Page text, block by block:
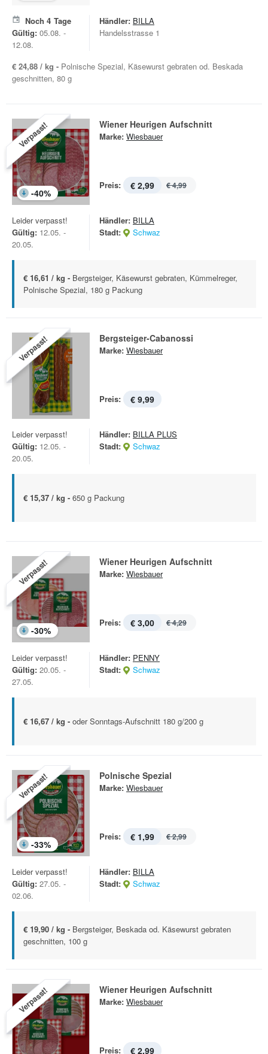
Noch 4 Tage
Gültig: 05.08. -
12.08.
Händler: BILLA
Handelsstrasse 1
€ 24,88 / kg - Polnische Spezial, Käsewurst gebraten od. Beskada
geschnitten, 80 g
Verpasst!
-40%
Wiener Heurigen Aufschnitt
Marke: Wiesbauer
Preis: € 2,99 € 4,99
Leider verpasst!
Gültig: 12.05. -
20.05.
Händler: BILLA
Stadt:
Schwaz
€ 16,61 / kg - Bergsteiger, Käsewurst gebraten, Kümmelreger,
Polnische Spezial, 180 g Packung
Verpasst! Bergsteiger-Cabanossi
Marke: Wiesbauer
Preis: € 9,99
Leider verpasst!
Gültig: 12.05. -
20.05.
Händler: BILLA PLUS
Stadt:
Schwaz
€ 15,37 / kg - 650 g Packung
Verpasst!
-30%
Wiener Heurigen Aufschnitt
Marke: Wiesbauer
Preis: € 3,00 € 4,29
Leider verpasst!
Gültig: 20.05. -
27.05.
Händler: PENNY
Stadt:
Schwaz
€ 16,67 / kg - oder Sonntags-Aufschnitt 180 g/200 g
Verpasst!
-33%
Polnische Spezial
Marke: Wiesbauer
Preis: € 1,99 € 2,99
Leider verpasst!
Gültig: 27.05. -
02.06.
Händler: BILLA
Stadt:
Schwaz
€ 19,90 / kg - Bergsteiger, Beskada od. Käsewurst gebraten
geschnitten, 100 g
Verpasst! Wiener Heurigen Aufschnitt
Marke: Wiesbauer
Preis: € 2,99